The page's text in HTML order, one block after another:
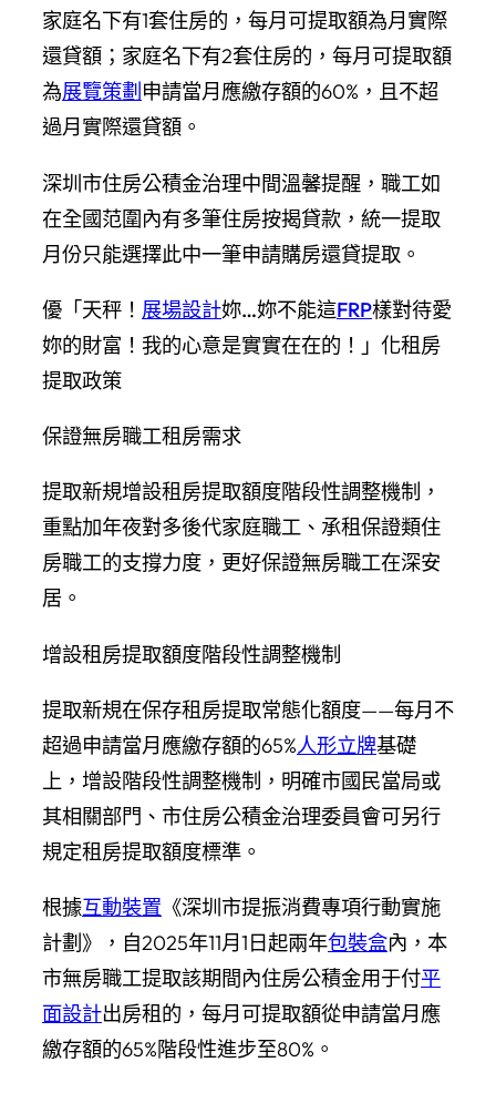
家庭名下有1套住房的，每月可提取額為月實際
還貸額；家庭名下有2套住房的，每月可提取額
為展覽策劃 申請當月應繳存額的60%，且不超
過月實際還貸額。
深圳市住房公積金治理中間溫馨提醒，職工如
在全國范圍內有多筆住房按揭貸款，統一提取
月份只能選擇此中一筆申請購房還貸提取。
優「天秤！ 展場設計妳…妳不能這FRP樣對待愛
妳的財富！我的心意是實實在在的！」化租房
提取政策
保證無房職工租房需求
提取新規增設租房提取額度階段性調整機制，
重點加年夜對多後代家庭職工、承租保證類住
房職工的支撐力度，更好保證無房職工在深安
居。
增設租房提取額度階段性調整機制
提取新規在保存租房提取常態化額度——每月不
超過申請當月應繳存額的65%人形立牌基礎
上，增設階段性調整機制，明確市國民當局或
其相關部門、市住房公積金治理委員會可另行
規定租房提取額度標準。
根據互動裝置 《深圳市提振消費專項行動實施
計劃》，自2025年11月1日起兩年包裝盒內，本
市無房職工提取該期間內住房公積金用于付平
面設計出房租的，每月可提取額從申請當月應
繳存額的65%階段性進步至80%。